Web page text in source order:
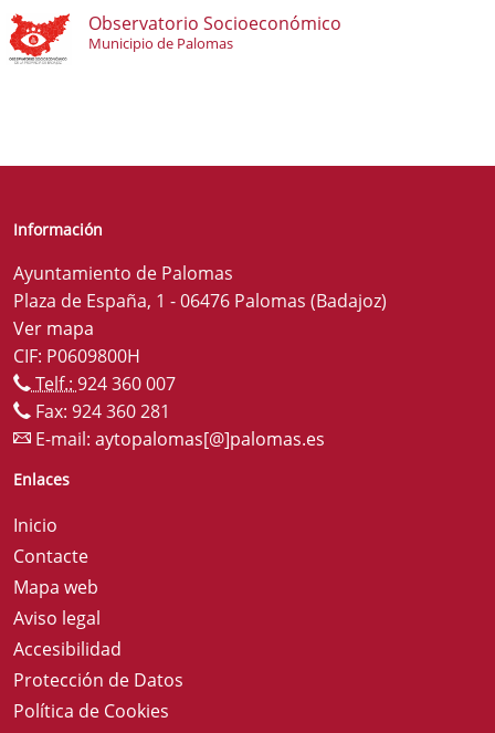
Observatorio Socioeconómico
Municipio de Palomas
Información
Ayuntamiento de Palomas
Plaza de España, 1 - 06476 Palomas (Badajoz)
Ver mapa
CIF: P0609800H
Telf.: 924 360 007
Fax: 924 360 281
E-mail: aytopalomas[@]palomas.es
Enlaces
Inicio
Contacte
Mapa web
Aviso legal
Accesibilidad
Protección de Datos
Política de Cookies